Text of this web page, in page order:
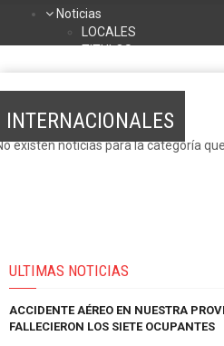
Noticias
LOCALES
TITULOS
TURISMO
La Radio
INTERNACIONALES
existen noticias para la categoría
ULTIMAS NOTICIAS
ACCIDENTE AÉREO EN NUESTRA
FALLECIERON LOS SIETE OCUPANTES